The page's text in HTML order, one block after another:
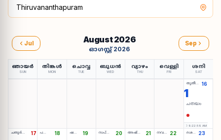
Jul August 2026
ഓഗസ്റ്റ് 2026
Sep
ഞായർ
SUN
തിങ്കൾ
MON
ചൊവ്വ
TUE
ബുധൻ
WED
വ്യാഴം
THU
വെള്ളി
FRI
ശനി
SAT
തൃതീയ ◑ 16
1
ചതയം
☽ 9:22:59 AM
ചതുർത്ഥി ◑ 17 പഞ്ചമി ◑18 ഷഷ്ഠി ◑ 19 സപ്തമി ◑ 20 അഷ്ടമി ◑ 21 നവമി ◑ 22 ദശമി ◑ 23